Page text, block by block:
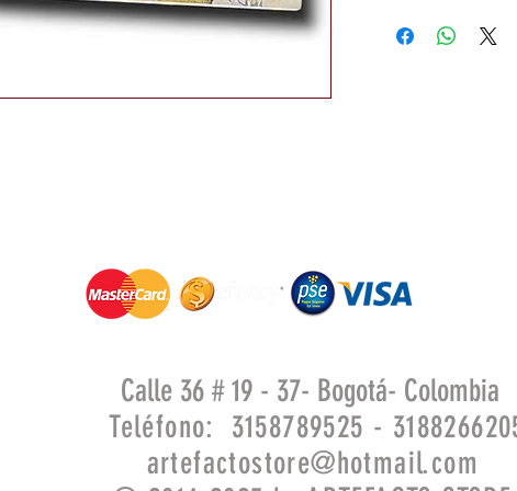
Calle 36 # 19 - 37- Bogotá- Colombia
Teléfono: 3158789525 -
artefactostore@hotmail.com